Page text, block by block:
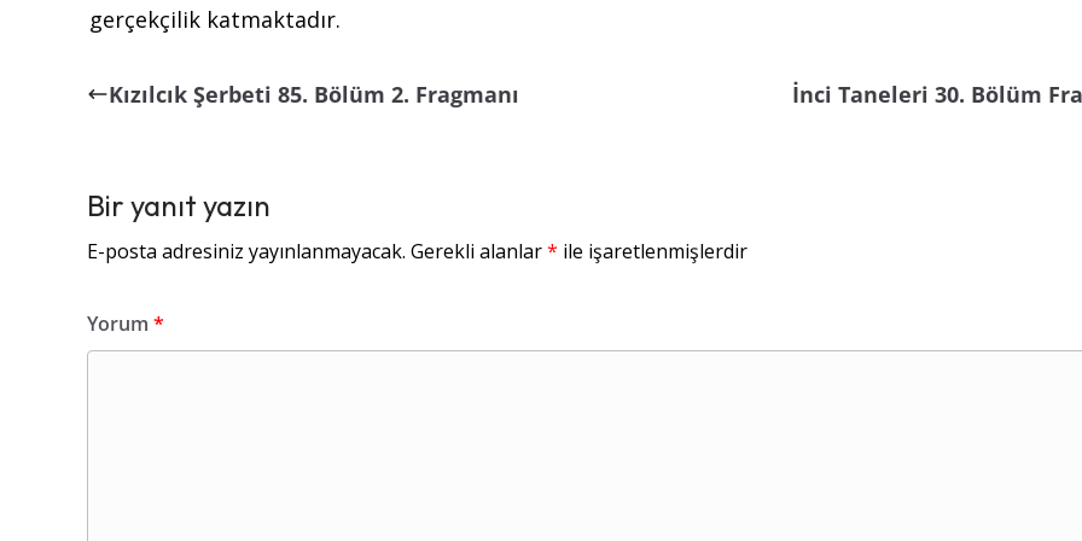
gerçekçilik katmaktadır.
Kızılcık Şerbeti 85. Bölüm 2. Fragmanı İnci Taneleri 30. Bölüm
Bir yanıt yazın
E-posta adresiniz yayınlanmayacak. Gerekli alanlar* ile işaretlenmişlerdir
Yorum *